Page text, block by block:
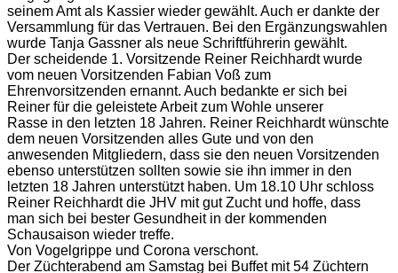
seinem Amt als Kassier wieder gewählt. Auch er dankte der
Versammlung für das Vertrauen. Bei den Ergänzungswahlen
wurde Tanja Gassner als neue Schriftführerin gewählt.
Der scheidende 1. Vorsitzende Reiner Reichhardt wurde
vom neuen Vorsitzenden Fabian Voß zum
Ehrenvorsitzenden ernannt. Auch bedankte er sich bei
Reiner für die geleistete Arbeit zum Wohle unserer
Rasse in den letzten 18 Jahren. Reiner Reichhardt wünschte
dem neuen Vorsitzenden alles Gute und von den
anwesenden Mitgliedern, dass sie den neuen Vorsitzenden
ebenso unterstützen sollten sowie sie ihn immer in den
letzten 18 Jahren unterstützt haben. Um 18.10 Uhr schloss
Reiner Reichhardt die JHV mit gut Zucht und hoffe, dass
man sich bei bester Gesundheit in der kommenden
Schausaison wieder treffe.
Von Vogelgrippe und Corona verschont.
Der Züchterabend am Samstag bei Buffet mit 54 Züchtern